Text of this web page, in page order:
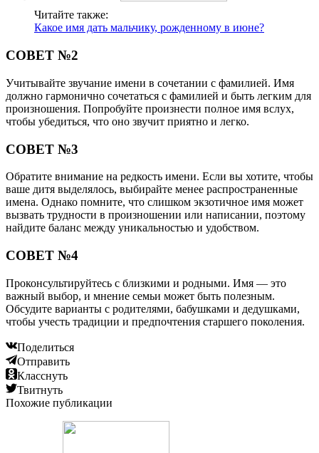
Читайте также:
Какое имя дать мальчику, рожденному в июне?
СОВЕТ №2
Учитывайте звучание имени в сочетании с фамилией. Имя
должно гармонично сочетаться с фамилией и быть легким для
произношения. Попробуйте произнести полное имя вслух,
чтобы убедиться, что оно звучит приятно и легко.
СОВЕТ №3
Обратите внимание на редкость имени. Если вы хотите, чтобы
ваше дитя выделялось, выбирайте менее распространенные
имена. Однако помните, что слишком экзотичное имя может
вызвать трудности в произношении или написании, поэтому
найдите баланс между уникальностью и удобством.
СОВЕТ №4
Проконсультируйтесь с близкими и родными. Имя — это
важный выбор, и мнение семьи может быть полезным.
Обсудите варианты с родителями, бабушками и дедушками,
чтобы учесть традиции и предпочтения старшего поколения.
Поделиться
Отправить
Класснуть
Твитнуть
Похожие публикации